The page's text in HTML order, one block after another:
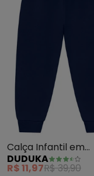
Calça Infantil em
Moletom (Azul)
DUDUKA
R$ 11,97R$ 39,90